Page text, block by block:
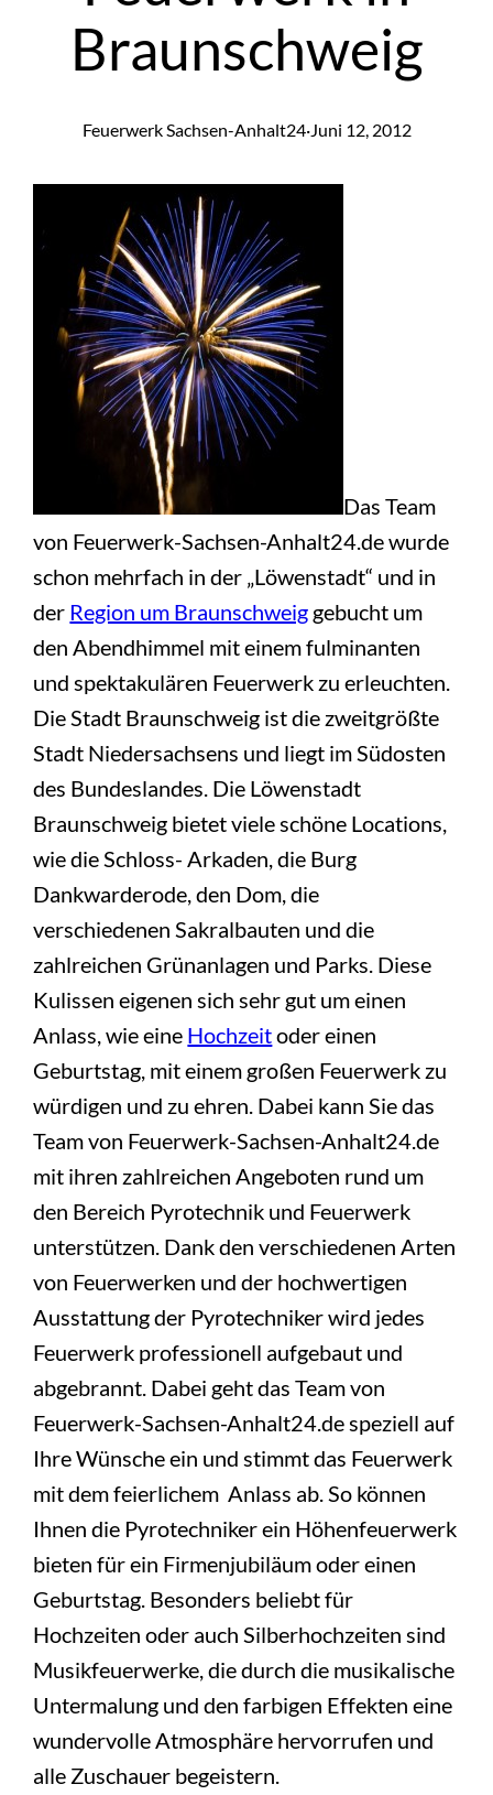
Braunschweig
Feuerwerk Sachsen-Anhalt24·Juni 12, 2012
Das Team
von Feuerwerk-Sachsen-Anhalt24.de wurde
schon mehrfach in der „Löwenstadt“ und in
der Region um Braunschweig gebucht um
den Abendhimmel mit einem fulminanten
und spektakulären Feuerwerk zu erleuchten.
Die Stadt Braunschweig ist die zweitgrößte
Stadt Niedersachsens und liegt im Südosten
des Bundeslandes. Die Löwenstadt
Braunschweig bietet viele schöne Locations,
wie die Schloss- Arkaden, die Burg
Dankwarderode, den Dom, die
verschiedenen Sakralbauten und die
zahlreichen Grünanlagen und Parks. Diese
Kulissen eigenen sich sehr gut um einen
Anlass, wie eine Hochzeitoder einen
Geburtstag, mit einem großen Feuerwerk zu
würdigen und zu ehren. Dabei kann Sie das
Team von Feuerwerk-Sachsen-Anhalt24.de
mit ihren zahlreichen Angeboten rund um
den Bereich Pyrotechnik und Feuerwerk
unterstützen. Dank den verschiedenen Arten
von Feuerwerken und der hochwertigen
Ausstattung der Pyrotechniker wird jedes
Feuerwerk professionell aufgebaut und
abgebrannt. Dabei geht das Team von
Feuerwerk-Sachsen-Anhalt24.de speziell auf
Ihre Wünsche ein und stimmt das Feuerwerk
mit dem feierlichem Anlass ab. So können
Ihnen die Pyrotechniker ein Höhenfeuerwerk
bieten für ein Firmenjubiläum oder einen
Geburtstag. Besonders beliebt für
Hochzeiten oder auch Silberhochzeiten sind
Musikfeuerwerke, die durch die musikalische
Untermalung und den farbigen Effekten eine
wundervolle Atmosphäre hervorrufen und
alle Zuschauer begeistern.